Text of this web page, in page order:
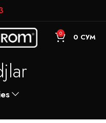
0 0 СУМ